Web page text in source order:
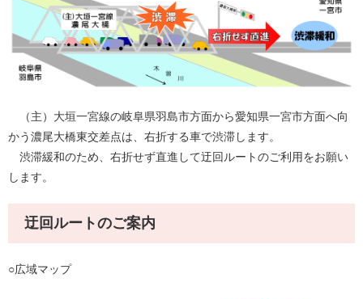
（主）大垣一宮線の岐阜県羽島市方面から愛知県一宮市方面へ向
かう濃尾大橋東交差点は、右折する車で渋滞します。
渋滞緩和のため、右折せず直進して迂回ルートのご利用をお願い
します。
迂回ルートのご案内
○広域マップ